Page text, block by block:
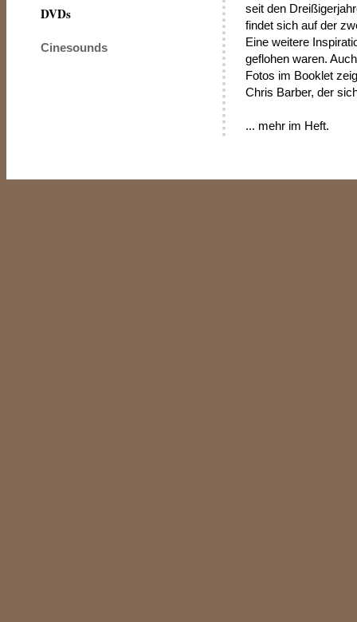
DVDs
Cinesounds
seit den
findet sich auf der
Eine weitere
geflohen waren.
Fotos im Booklet
Chris Barber, der
... mehr im Heft.